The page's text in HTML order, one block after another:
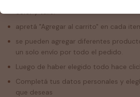
color y talle.
apretá "Agregar al carrito" en cada
se pueden agregar diferentes
un solo envío por todo el pedido.
Luego de haber elegido todo hace
Completá tus datos personales y
que deseas